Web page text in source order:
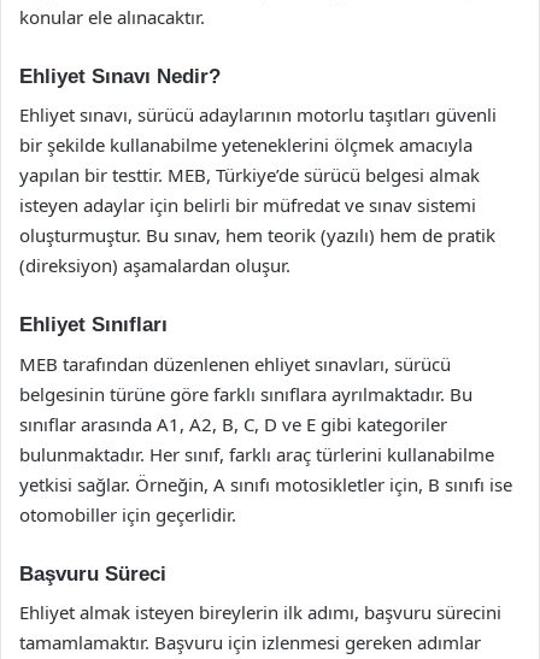
konular ele alınacaktır.
Ehliyet Sınavı Nedir?
Ehliyet sınavı, sürücü adaylarının motorlu taşıtları güvenli
bir şekilde kullanabilme yeteneklerini ölçmek amacıyla
yapılan bir testtir. MEB, Türkiye’de sürücü belgesi almak
isteyen adaylar için belirli bir müfredat ve sınav sistemi
oluşturmuştur. Bu sınav, hem teorik (yazılı) hem de pratik
(direksiyon) aşamalardan oluşur.
Ehliyet Sınıfları
MEB tarafından düzenlenen ehliyet sınavları, sürücü
belgesinin türüne göre farklı sınıflara ayrılmaktadır. Bu
sınıflar arasında A1, A2, B, C, D ve E gibi kategoriler
bulunmaktadır. Her sınıf, farklı araç türlerini kullanabilme
yetkisi sağlar. Örneğin, A sınıfı motosikletler için, B sınıfı ise
otomobiller için geçerlidir.
Başvuru Süreci
Ehliyet almak isteyen bireylerin ilk adımı, başvuru sürecini
tamamlamaktır. Başvuru için izlenmesi gereken adımlar